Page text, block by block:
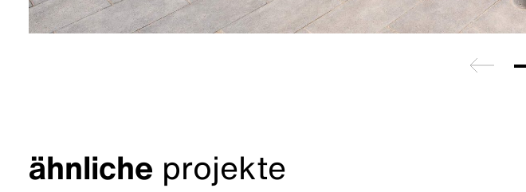
zurück
ähnliche projekte